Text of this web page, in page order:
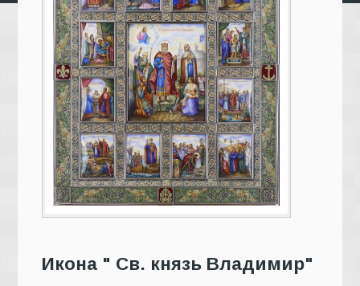
Икона " Св. князь Владимир"